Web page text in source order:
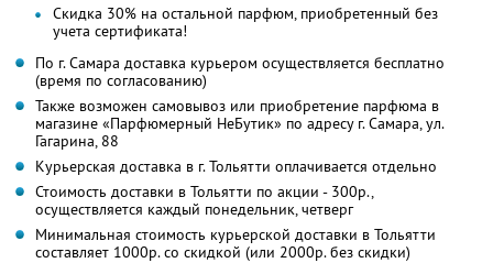
Скидка 30% на остальной парфюм, приобретенный без
учета сертификата!
По г. Самара доставка курьером осуществляется бесплатно
(время по согласованию)
Также возможен самовывоз или приобретение парфюма в
магазине «Парфюмерный НеБутик» по адресу г. Самара, ул.
Гагарина, 88
Курьерская доставка в г. Тольятти оплачивается отдельно
Стоимость доставки в Тольятти по акции - 300р.,
осуществляется каждый понедельник, четверг
Минимальная стоимость курьерской доставки в Тольятти
составляет 1000р. со скидкой (или 2000р. без скидки)